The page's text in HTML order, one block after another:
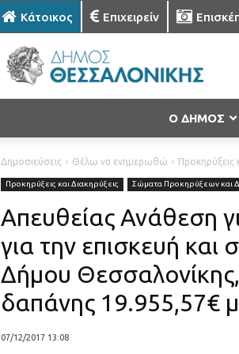
Κάτοικος Επιχειρείν
Ο ΔΗΜΟΣ
Δημοσιεύσεις Θέλω να ενημερωθώ Προκηρύξεις
Προκηρύξεις και Διακηρύξεις Σώματα Προκηρύξεων και
Απευθείας Ανάθεση
για την επισκευή
Δήμου
δαπάνης 19.955,57€
07/12/2017 13:08